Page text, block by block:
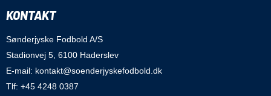
KONTAKT
Sønderjyske Fodbold A/S
Stadionvej 5, 6100 Haderslev
E-mail: kontakt@soenderjyskefodbold.dk
Tlf: +45 4248 0387